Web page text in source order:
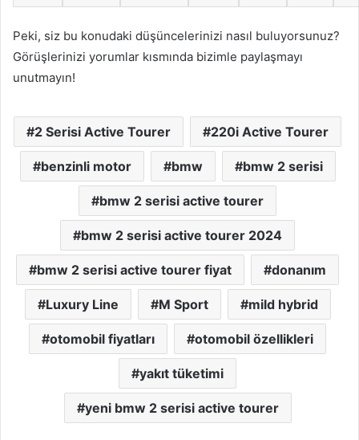
Peki, siz bu konudaki düşüncelerinizi nasıl buluyorsunuz?
Görüşlerinizi yorumlar kısmında bizimle paylaşmayı
unutmayın!
2 Serisi Active Tourer 220i Active Tourer
benzinli motor bmw bmw 2 serisi
bmw 2 serisi active tourer
bmw 2 serisi active tourer 2024
bmw 2 serisi active tourer fiyat donanım
Luxury Line M Sport mild hybrid
otomobil fiyatları otomobil özellikleri
yakıt tüketimi
yeni bmw 2 serisi active tourer